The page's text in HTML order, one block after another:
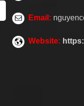
Email:
Website: